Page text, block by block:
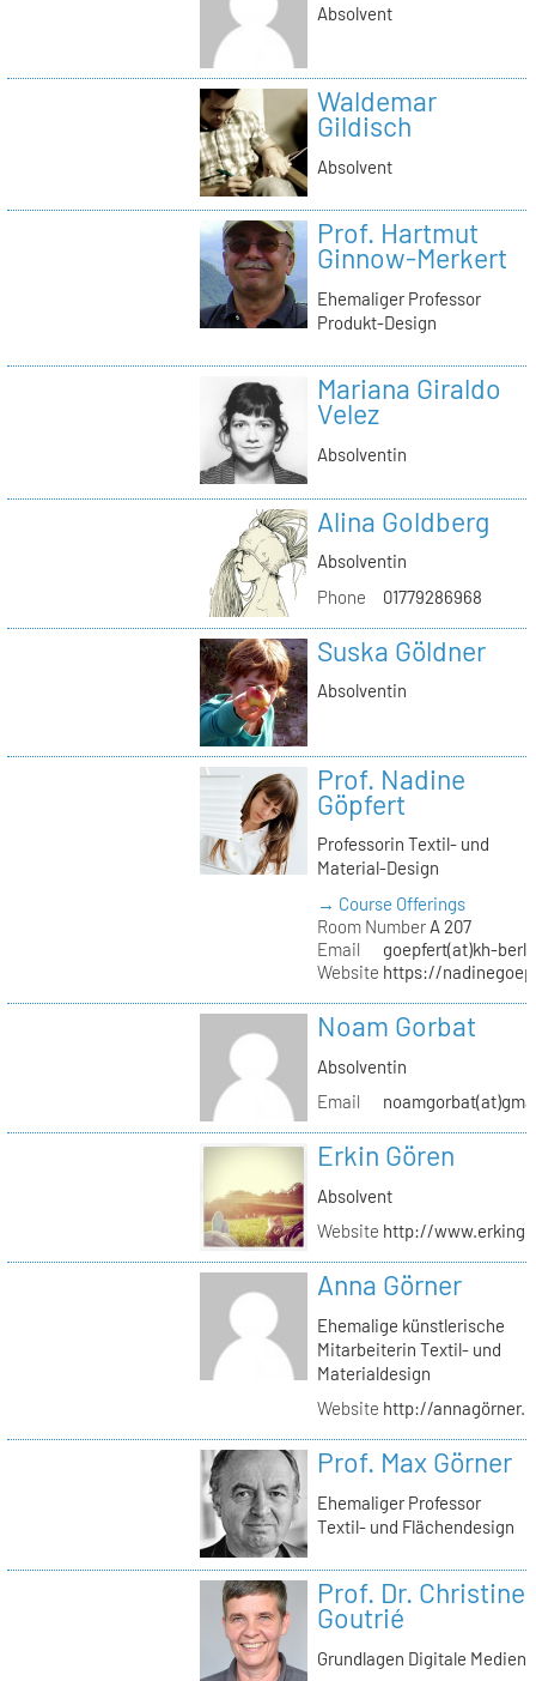
Absolvent
Waldemar
Gildisch
Absolvent
Prof. Hartmut
Ginnow-Merkert
Ehemaliger Professor
Produkt-Design
Mariana Giraldo
Velez
Absolventin
Alina Goldberg
Absolventin
Phone
01779286968
Suska Göldner
Absolventin
Prof. Nadine
Göpfert
Professorin Textil- und
Material-Design
→ Course Offerings
Room NumberA 207
Email
goepfert(at)kh-
Website https://
Noam Gorbat
Absolventin
Email
Erkin Gören
Absolvent
Website http://
Anna Görner
Ehemalige künstlerische
Mitarbeiterin Textil- und
Materialdesign
Website http://
Prof. Max Görner
Ehemaliger Professor
Textil- und Flächendesign
Prof. Dr. Christine
Goutrié
Grundlagen Digitale Medien